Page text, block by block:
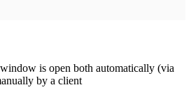
is open both automatically (via
by a client